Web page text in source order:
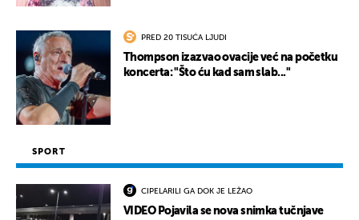
PRED 20 TISUĆA LJUDI
Thompson izazvao ovacije već na početku
koncerta: "Što ću kad sam slab..."
SPORT
CIPELARILI GA DOK JE LEŽAO
VIDEO Pojavila se nova snimka tučnjave
UKLJUČITE NOTIFIKACIJE